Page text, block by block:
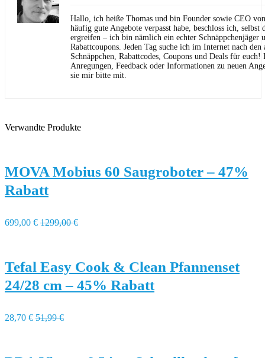
Hallo, ich heiße Thomas und bin Founder sowie CEO
häufig gute Angebote verpasst habe, beschloss ich,
ergreifen – ich bin nämlich ein echter Schnäppchenjäger
Rabattcoupons. Jeden Tag suche ich im Internet nach den
Schnäppchen, Rabattcodes, Coupons und Deals für euch!
Anregungen, Feedback oder Informationen zu neuen
sie mir bitte mit.
Verwandte Produkte
MOVA Mobius 60 Saugroboter – 47%
Rabatt
699,00 € 1299,00 €
Tefal Easy Cook & Clean Pfannenset
24/28 cm – 45% Rabatt
28,70 € 51,99 €